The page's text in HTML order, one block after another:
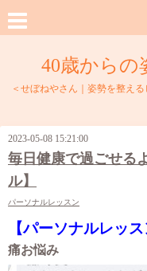
40歳からの
＜せぼねやさん｜姿勢を整え
2023-05-08 15:21:00
毎日健康で過ごせる
ル】
パーソナルレッスン
【パーソナルレッス
痛お悩み